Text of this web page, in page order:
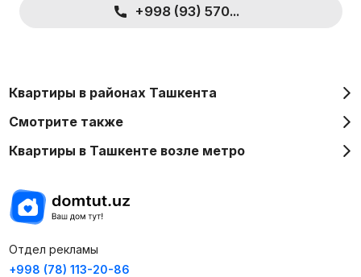
+998 (93) 570...
Квартиры в районах Ташкента
Смотрите также
Квартиры в Ташкенте возле метро
Отдел рекламы
+998 (78) 113-20-86